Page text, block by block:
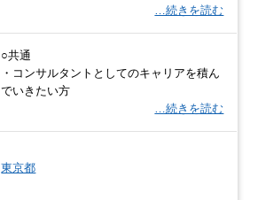
…続きを読む
○共通
・コンサルタントとしてのキャリアを積ん
でいきたい方
…続きを読む
東京都